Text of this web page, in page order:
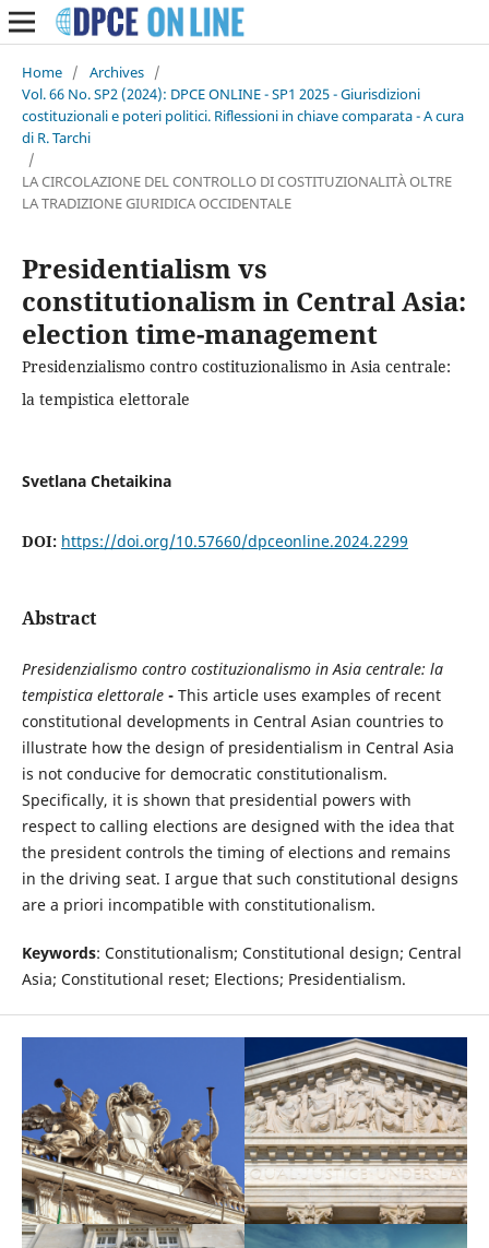
Home / Archives /
Vol. 66 No. SP2 (2024): DPCE ONLINE - SP1 2025 - Giurisdizioni
costituzionali e poteri politici. Riflessioni in chiave comparata - A cura
di R. Tarchi
/
LA CIRCOLAZIONE DEL CONTROLLO DI COSTITUZIONALITÀ OLTRE
LA TRADIZIONE GIURIDICA OCCIDENTALE
Presidentialism vs
constitutionalism in Central Asia:
election time-management
Presidenzialismo contro costituzionalismo in Asia centrale:
la tempistica elettorale
Svetlana Chetaikina
DOI: https://doi.org/10.57660/dpceonline.2024.2299
Abstract
Presidenzialismo contro costituzionalismo in Asia centrale: la
tempistica elettorale- This article uses examples of recent
constitutional developments in Central Asian countries to
illustrate how the design of presidentialism in Central Asia
is not conducive for democratic constitutionalism.
Specifically, it is shown that presidential powers with
respect to calling elections are designed with the idea that
the president controls the timing of elections and remains
in the driving seat. I argue that such constitutional designs
are a priori incompatible with constitutionalism.
Keywords: Constitutionalism; Constitutional design; Central
Asia; Constitutional reset; Elections; Presidentialism.